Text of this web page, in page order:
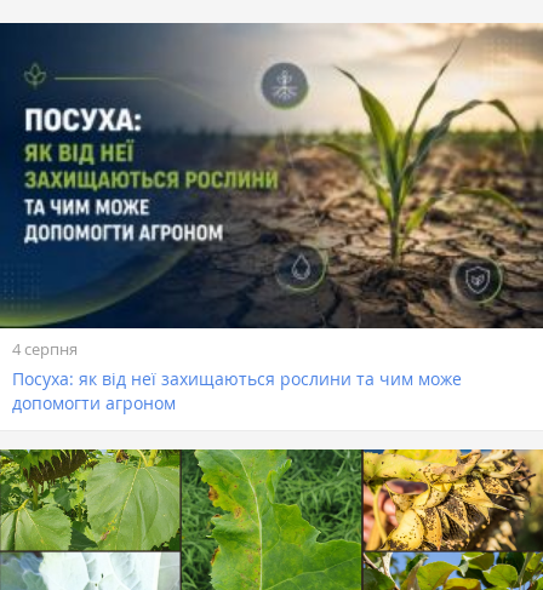
4 серпня
Посуха: як від неї захищаються рослини та чим може
допомогти агроном